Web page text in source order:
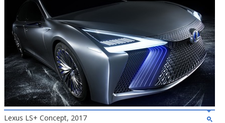
Lexus LS+ Concept, 2017